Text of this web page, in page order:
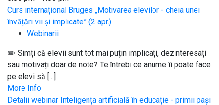
Curs internațional Bruges „Motivarea elevilor - cheia unei
învățări vii și implicate” (2 apr.)
Webinarii
✏️ Simți că elevii sunt tot mai puțin implicați, dezinteresați
sau motivați doar de note? Te întrebi ce anume îi poate face
pe elevi să [...]
More Info
Detalii webinar Inteligența artificială în educație - primii pași